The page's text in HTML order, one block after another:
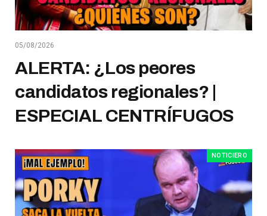
05/08/2026
ALERTA: ¿Los peores
candidatos regionales? |
ESPECIAL CENTRÍFUGOS
NOTICIERO